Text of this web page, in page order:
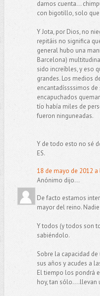
darnos cuenta...
con bigotillo, solo
Y Jota, por Dios, no
repitáis no significa
general hubo una
Barcelona)
sido increíbles, y eso
grandes. Los medios
encantadíssssimos
encapuchados
tío había miles de
fueron ninguneadas.
Y de todo esto no sé
ES.
18 de mayo de 2012 a
Anónimo dijo...
De facto estamos
mayor del reino.
Y todos (y todos son
sabiéndolo.
Sobre la capacidad
sus años y acudes a
El tiempo los pondrá
hoy, tan sólo....llevan